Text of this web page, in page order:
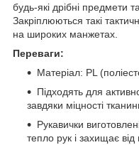
будь-які дрібні предмети
Закріплюються такі
на широких манжетах.
Переваги:
Матеріал: PL
Підходять для
завдяки міцності
Рукавички
тепло рук і захищає